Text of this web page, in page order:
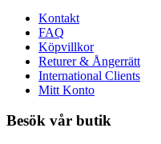
Kontakt
FAQ
Köpvillkor
Returer & Ångerrätt
International Clients
Mitt Konto
Besök vår butik